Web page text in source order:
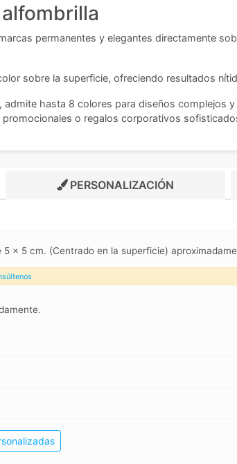
permanentes y elegantes directamente
sobre la superficie, ofreciendo resultados
admite hasta 8 colores para diseños complejos
o regalos corporativos
PERSONALIZACIÓN
5 x 5 cm. (Centrado en la superficie)